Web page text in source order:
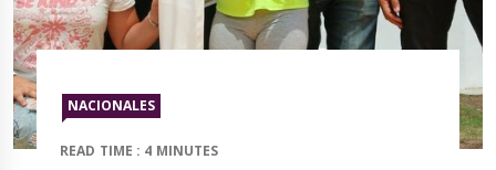
NACIONALES
READ TIME : 4 MINUTES